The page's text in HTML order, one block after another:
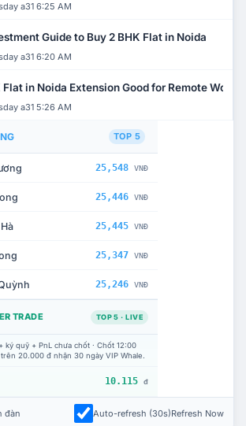
a31 6:25 AM
Guide to Buy 2 BHK Flat in Noida
a31 6:20 AM
Flat in Noida Extension Good for Remote Work?
a31 5:26 AM
TOP 5
25,548 VNĐ
25,446 VNĐ
25,445 VNĐ
25,347 VNĐ
25,246 VNĐ
TRADE TOP 5 · LIVE
ký quỹ + PnL chưa chốt · Chốt 12:00
20.000 đ nhận 30 ngày VIP Whale.
10.115 đ
đàn Auto-refresh (30s)Refresh Now